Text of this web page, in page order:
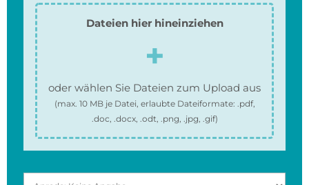
Dateien hier hineinziehen
oder wählen Sie Dateien zum Upload aus
(max. 10 MBje Datei, erlaubte Dateiformate: .pdf,
.doc, .docx, .odt, .png, .jpg, .gif)